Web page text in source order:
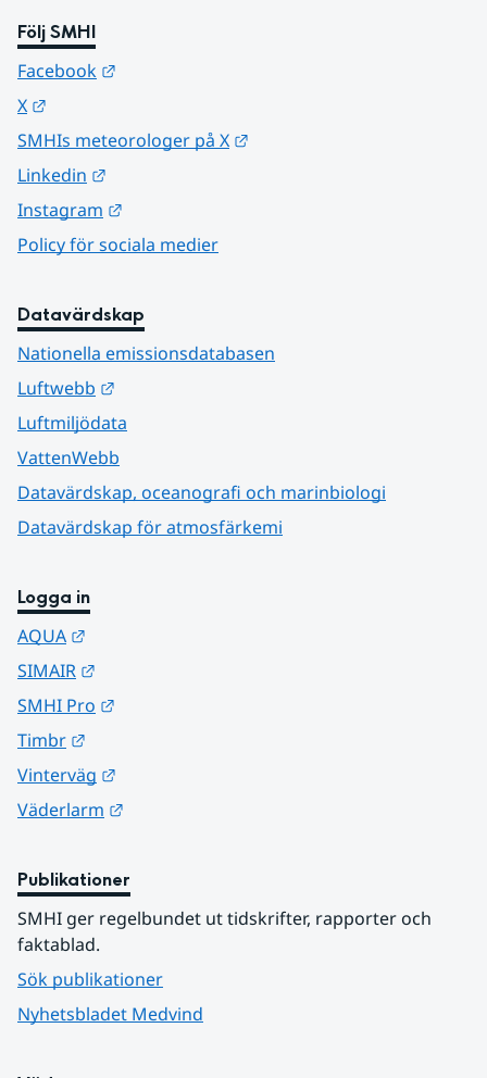
Följ SMHI
Facebook
X
SMHIs meteorologer på X
Linkedin
Instagram
Policy för sociala medier
Datavärdskap
Nationella emissionsdatabasen
Luftwebb
Luftmiljödata
VattenWebb
Datavärdskap, oceanografi och marinbiologi
Datavärdskap för atmosfärkemi
Logga in
AQUA
SIMAIR
SMHI Pro
Timbr
Vinterväg
Väderlarm
Publikationer
SMHI ger regelbundet ut tidskrifter, rapporter och
faktablad.
Sök publikationer
Nyhetsbladet Medvind